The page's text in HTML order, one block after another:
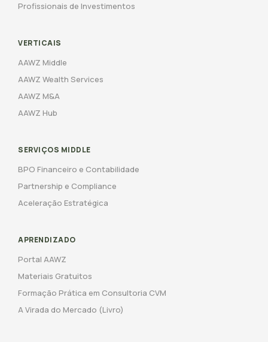
Profissionais de Investimentos
VERTICAIS
AAWZ Middle
AAWZ Wealth Services
AAWZ M&A
AAWZ Hub
SERVIÇOS MIDDLE
BPO Financeiro e Contabilidade
Partnership e Compliance
Aceleração Estratégica
APRENDIZADO
Portal AAWZ
Materiais Gratuitos
Formação Prática em Consultoria CVM
A Virada do Mercado (Livro)